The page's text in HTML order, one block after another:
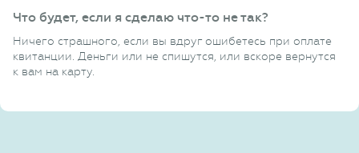
Что будет, если я сделаю что-то не так?
Ничего страшного, если вы вдруг ошибетесь при оплате
квитанции. Деньги или не спишутся, или вскоре вернутся
к вам на карту.